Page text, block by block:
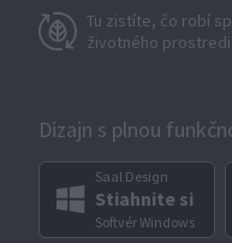
Tu zistíte, čo robí
životného
Dizajn s plnou
Saal Design
Stiahnite si
Softvér Windows